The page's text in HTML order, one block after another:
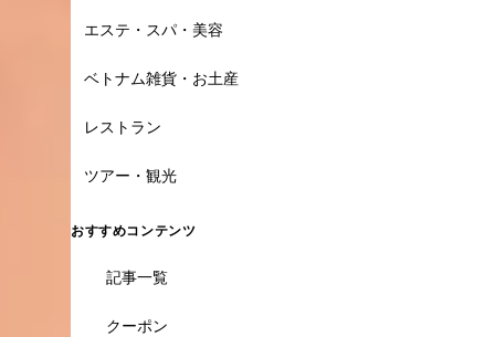
エステ・スパ・美容
ベトナム雑貨・お土産
レストラン
ツアー・観光
おすすめコンテンツ
記事一覧
クーポン